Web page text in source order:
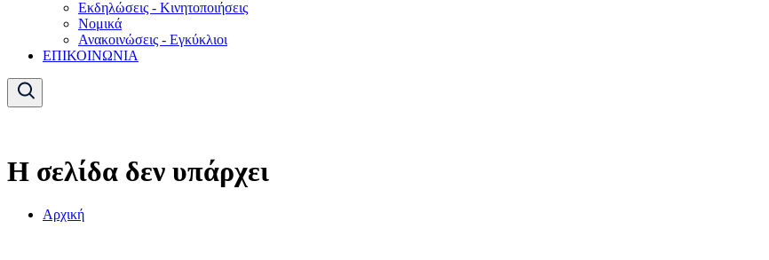
Εκδηλώσεις - Κινητοποιήσεις
Νομικά
Ανακοινώσεις - Εγκύκλιοι
ΕΠΙΚΟΙΝΩΝΙΑ
Η σελίδα δεν υπάρχει
Αρχική